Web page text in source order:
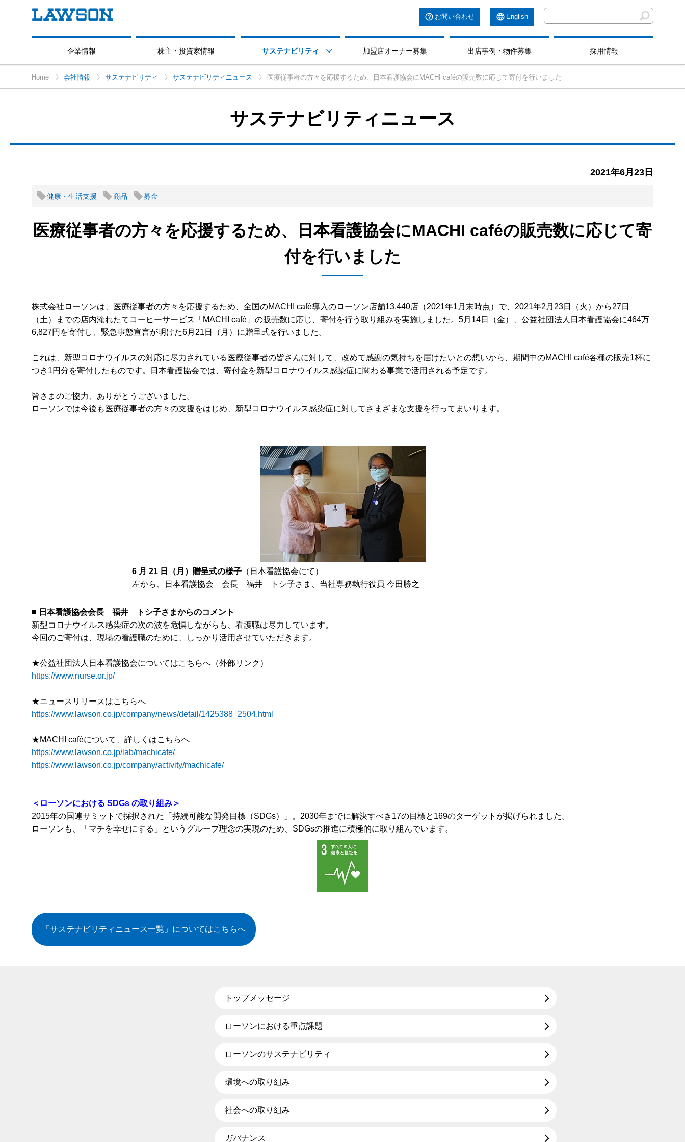
お問い合わせ English
企業情報 株主・投資家情報 サステナビリティ  加盟店オーナー募集 出店事例・物件募集 採用情報
Home 会社情報 サステナビリティ サステナビリティニュース 医療従事者の方々を応援するため、日本看護協会にMACHI caféの販売数に応じて寄付を行いました
サステナビリティニュース
2021年6月23日
健康・生活支援 商品 募金
医療従事者の方々を応援するため、日本看護協会にMACHI caféの販売数に応じて寄
付を行いました
株式会社ローソンは、医療従事者の方々を応援するため、全国のMACHI café導入のローソン店舗13,440店（2021年1月末時点）で、2021年2月23日（火）から27日
（土）までの店内淹れたてコーヒーサービス「MACHI café」の販売数に応じ、寄付を行う取り組みを実施しました。5月14日（金）、公益社団法人日本看護協会に464万
6,827円を寄付し、緊急事態宣言が明けた6月21日（月）に贈呈式を行いました。
これは、新型コロナウイルスの対応に尽力されている医療従事者の皆さんに対して、改めて感謝の気持ちを届けたいとの想いから、期間中のMACHI café各種の販売1杯に
つき1円分を寄付したものです。日本看護協会では、寄付金を新型コロナウイルス感染症に関わる事業で活用される予定です。
皆さまのご協力、ありがとうございました。
ローソンでは今後も医療従事者の方々の支援をはじめ、新型コロナウイルス感染症に対してさまざまな支援を行ってまいります。
6 月 21 日（月）贈呈式の様子 （日本看護協会にて）
左から、日本看護協会 会長 福井 トシ子さま、当社専務執行役員 今田勝之
■ 日本看護協会会長 福井 トシ子さまからのコメント
新型コロナウイルス感染症の次の波を危惧しながらも、看護職は尽力しています。
今回のご寄付は、現場の看護職のために、しっかり活用させていただきます。
★公益社団法人日本看護協会についてはこちらへ（外部リンク）
https://www.nurse.or.jp/
★ニュースリリースはこちらへ
https://www.lawson.co.jp/company/news/detail/1425388_2504.html
★MACHI caféについて、詳しくはこちらへ
https://www.lawson.co.jp/lab/machicafe/
https://www.lawson.co.jp/company/activity/machicafe/
＜ローソンにおける SDGs の取り組み＞
2015年の国連サミットで採択された「持続可能な開発目標（SDGs）」。2030年までに解決すべき17の目標と169のターゲットが掲げられました。
ローソンも、「マチを幸せにする」というグループ理念の実現のため、SDGsの推進に積極的に取り組んでいます。
「サステナビリティニュース一覧」 についてはこちらへ
トップメッセージ
ローソンにおける重点課題
ローソンのサステナビリティ
環境への取り組み
社会への取り組み
ガバナンス